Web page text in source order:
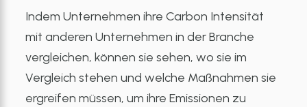
Indem Unternehmen ihre Carbon Intensität
mit anderen Unternehmen in der Branche
vergleichen, können sie sehen, wo sie im
Vergleich stehen und welche Maßnahmen sie
ergreifen müssen, um ihre Emissionen zu